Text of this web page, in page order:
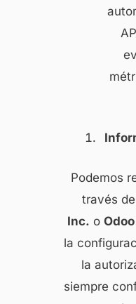
Podemos
través de
Inc. o
la
la
siempre